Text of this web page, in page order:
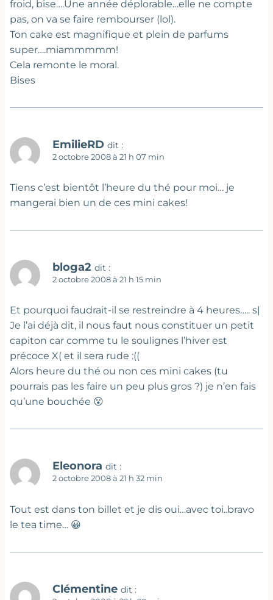
froid, bise….Une année déplorable…elle ne compte
pas, on va se faire rembourser (lol).
Ton cake est magnifique et plein de parfums
super….miammmmm!
Cela remonte le moral.
Bises
EmilieRD dit :
2 octobre 2008 à 21 h 07 min
Tiens c’est bientôt l’heure du thé pour moi… je
mangerai bien un de ces mini cakes!
bloga2 dit :
2 octobre 2008 à 21 h 15 min
Et pourquoi faudrait-il se restreindre à 4 heures….. s|
Je l’ai déjà dit, il nous faut nous constituer un petit
capiton car comme tu le soulignes l’hiver est
précoce X( et il sera rude :((
Alors heure du thé ou non ces mini cakes (tu
pourrais pas les faire un peu plus gros ?) je n’en fais
qu’une bouchée 😮
Eleonora dit :
2 octobre 2008 à 21 h 32 min
Tout est dans ton billet et je dis oui…avec toi..bravo
le tea time… 😀
Clémentine dit :